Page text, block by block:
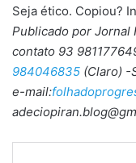
Seja ético. Copiou?
Publicado por Jornal
contato 93
984046835 (Claro) -
e-mail: